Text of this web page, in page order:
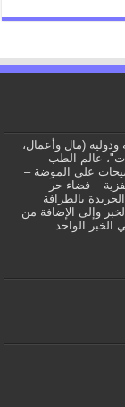
(مال وأعمال،
عالم الطب
على الموضة –
– فضاء حر –
بالطرافة
وإلى الإضافة من
الخبر الواحد.